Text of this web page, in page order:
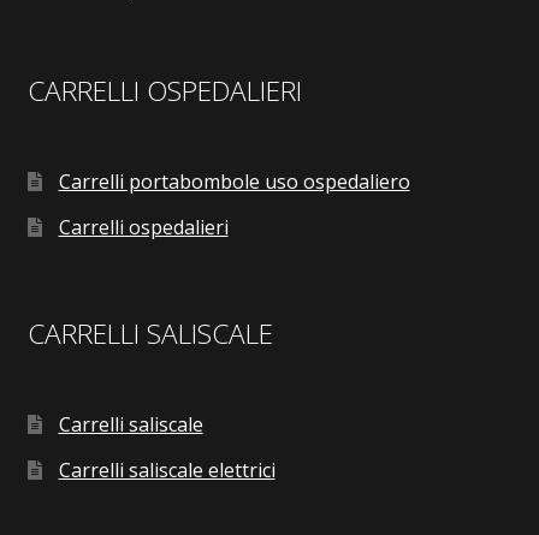
CARRELLI OSPEDALIERI
Carrelli portabombole uso ospedaliero
Carrelli ospedalieri
CARRELLI SALISCALE
Carrelli saliscale
Carrelli saliscale elettrici